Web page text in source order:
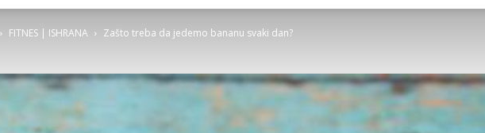
miss6teen
FITNES | ISHRANA Zašto treba da jedemo bananu svaki dan?